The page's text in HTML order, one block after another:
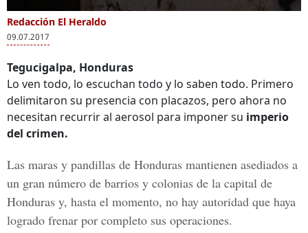
Redacción El Heraldo
09.07.2017
Tegucigalpa, Honduras
Lo ven todo, lo escuchan todo y lo saben todo. Primero
delimitaron su presencia con placazos, pero ahora no
necesitan recurrir al aerosol para imponer su imperio
del crimen.
Las maras y pandillas de Honduras mantienen asediados a
un gran número de barrios y colonias de la capital de
Honduras y, hasta el momento, no hay autoridad que haya
logrado frenar por completo sus operaciones.